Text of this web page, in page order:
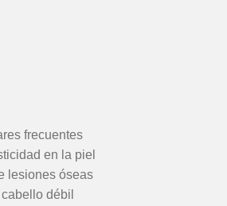
frecuentes
en la piel
lesiones óseas
débil